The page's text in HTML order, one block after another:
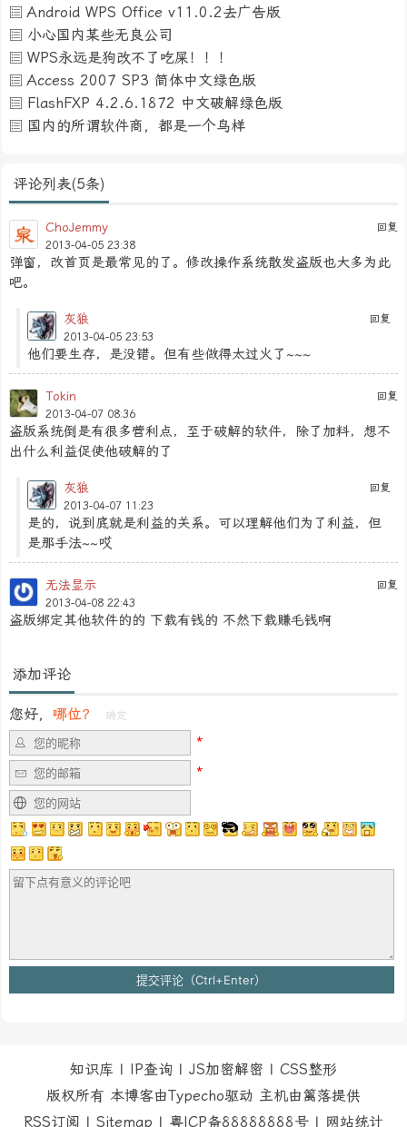
Android WPS Office v11.0.2去广告版
小心国内某些无良公司
WPS永远是狗改不了吃屎！！！
Access 2007 SP3 简体中文绿色版
FlashFXP 4.2.6.1872 中文破解绿色版
国内的所谓软件商，都是一个鸟样
评论列表(5条)
回复
ChoJemmy
2013-04-05 23:38
弹窗，改首页是最常见的了。修改操作系统散发盗版也大多为此
吧。
回复
灰狼
2013-04-05 23:53
他们要生存，是没错。但有些做得太过火了~~~
回复
Tokin
2013-04-07 08:36
盗版系统倒是有很多营利点，至于破解的软件，除了加料，想不
出什么利益促使他破解的了
回复
灰狼
2013-04-07 11:23
是的，说到底就是利益的关系。可以理解他们为了利益，但
是那手法~~哎
回复
无法显示
2013-04-08 22:43
盗版绑定其他软件的的 下载有钱的 不然下载赚毛钱啊
添加评论
您好， 哪位？ 确定
知识库 | IP查询 | JS加密解密 | CSS整形
版权所有 本博客由Typecho驱动 主机由篱落提供
RSS订阅 | Sitemap | 粤ICP备88888888号 | 网站统计